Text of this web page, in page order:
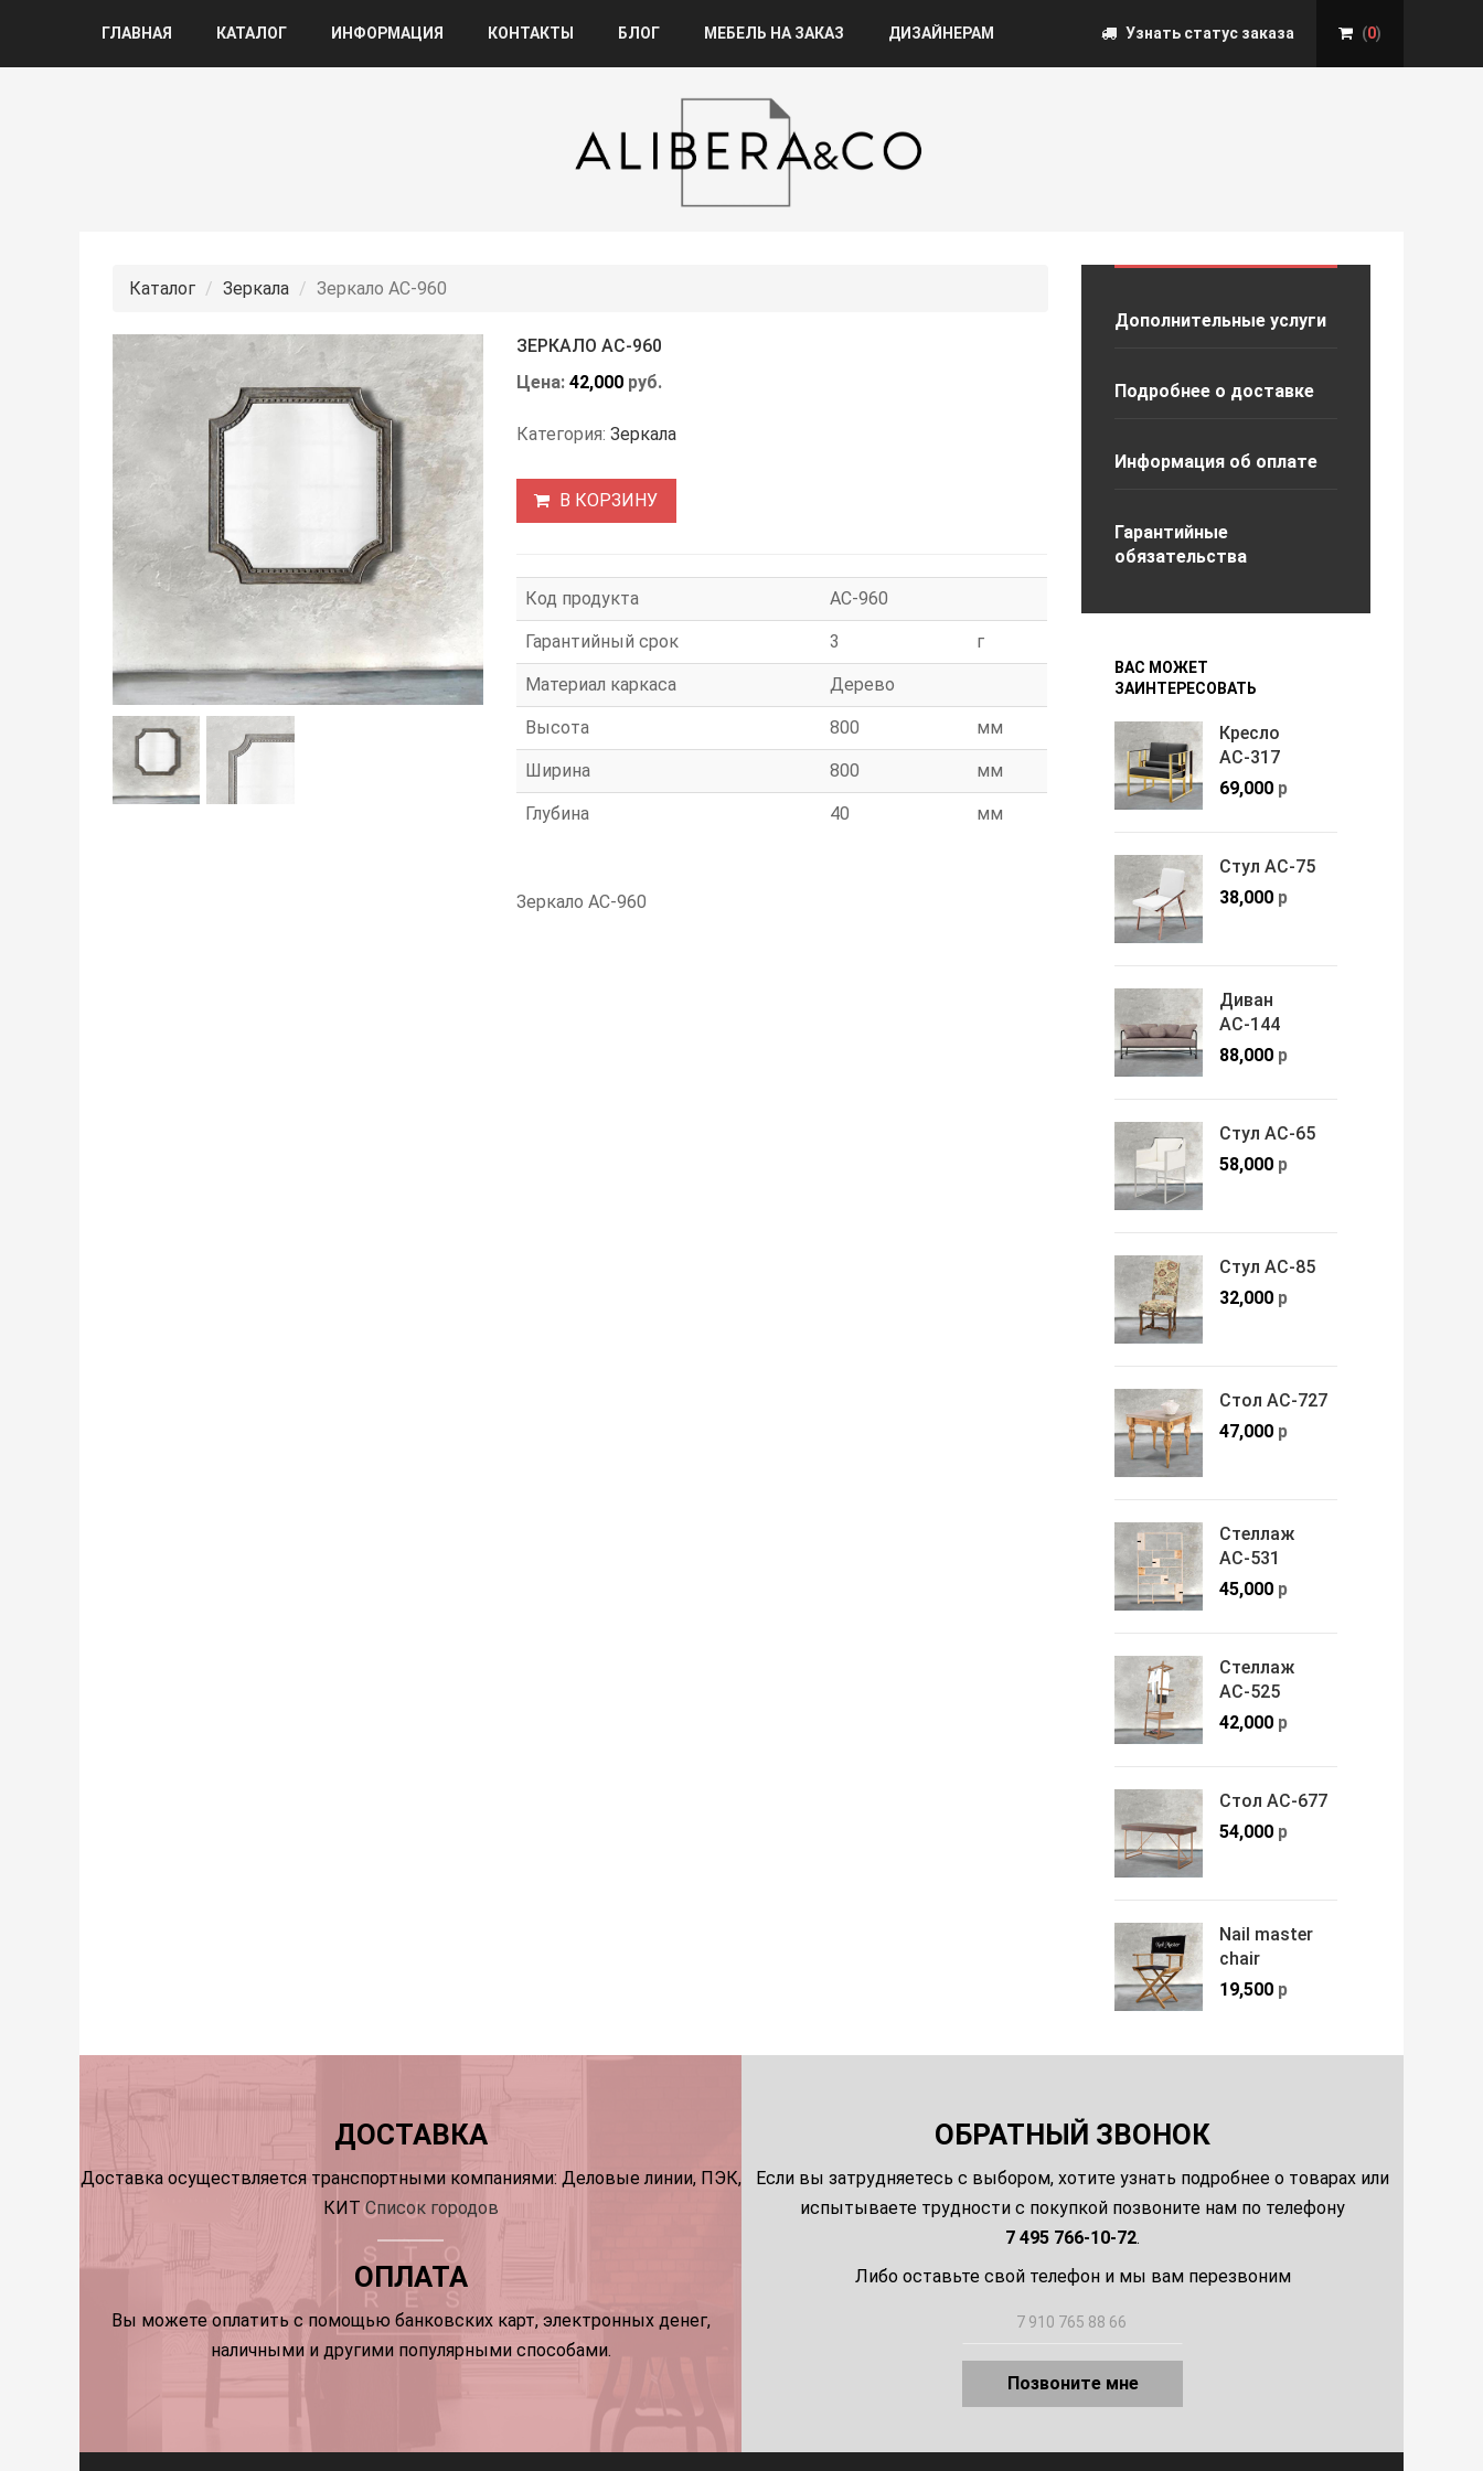
Узнать статус заказа (0)
ГЛАВНАЯ КАТАЛОГ ИНФОРМАЦИЯ КОНТАКТЫ БЛОГ МЕБЕЛЬ НА ЗАКАЗ ДИЗАЙНЕРАМ
Каталог Зеркала Зеркало АС-960
ЗЕРКАЛО АС-960
Цена: 42,000руб.
Категория: Зеркала
В КОРЗИНУ
Код продукта АС-960
Гарантийный срок 3 г
Материал каркаса Дерево
Высота 800 мм
Ширина 800 мм
Глубина 40 мм
Зеркало АС-960
Дополнительные услуги
Подробнее о доставке
Информация об оплате
Гарантийные
обязательства
ВАС МОЖЕТ
ЗАИНТЕРЕСОВАТЬ
Кресло
АС-317
69,000р
Стул АС-75
38,000р
Диван
АС-144
88,000р
Стул АС-65
58,000р
Стул АС-85
32,000р
Стол АС-727
47,000р
Стеллаж
АС-531
45,000р
Стеллаж
АС-525
42,000р
Стол АС-677
54,000р
Nail master
chair
19,500р
ДОСТАВКА
Доставка осуществляется транспортными компаниями: Деловые линии, ПЭК,
КИТСписок городов
ОПЛАТА
Вы можете оплатить с помощью банковских карт, электронных денег,
наличными и другими популярными способами.
ОБРАТНЫЙ ЗВОНОК
Если вы затрудняетесь с выбором, хотите узнать подробнее о товарах или
испытываете трудности с покупкой позвоните нам по телефону
7 495 766-10-72.
Либо оставьте свой телефон и мы вам перезвоним
Позвоните мне